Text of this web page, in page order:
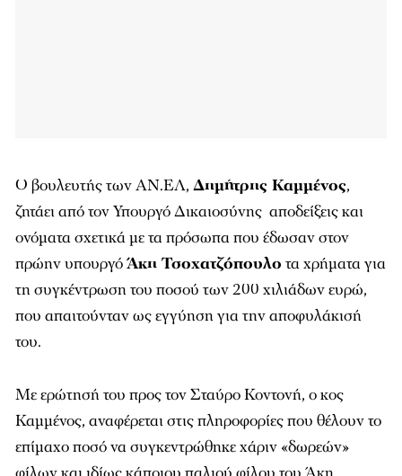
Ο βουλευτής των ΑΝ.ΕΛ, Δημήτρης Καμμένος,
ζητάει από τον Υπουργό Δικαιοσύνης αποδείξεις και
ονόματα σχετικά με τα πρόσωπα που έδωσαν στον
πρώην υπουργόΆκη Τσοχατζόπουλο τα χρήματα για
τη συγκέντρωση του ποσού των 200 χιλιάδων ευρώ,
που απαιτούνταν ως εγγύηση για την αποφυλάκισή
του.
Με ερώτησή του προς τον Σταύρο Κοντονή, ο κος
Καμμένος, αναφέρεται στις πληροφορίες που θέλουν το
επίμαχο ποσό να συγκεντρώθηκε χάριν «δωρεών»